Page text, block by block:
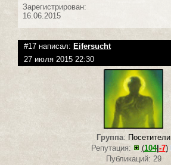
Зарегистрирован:
16.06.2015
#17 написал: Eifersucht
27 июля 2015 22:30
Группа: Посетители
Репутация:
(104|-7)
Публикаций: 29